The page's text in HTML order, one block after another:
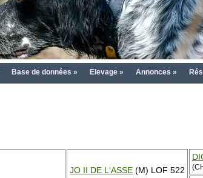
Base de données » Elevage » Annonces »
JO II DE L'ASSE (M) LOF 522